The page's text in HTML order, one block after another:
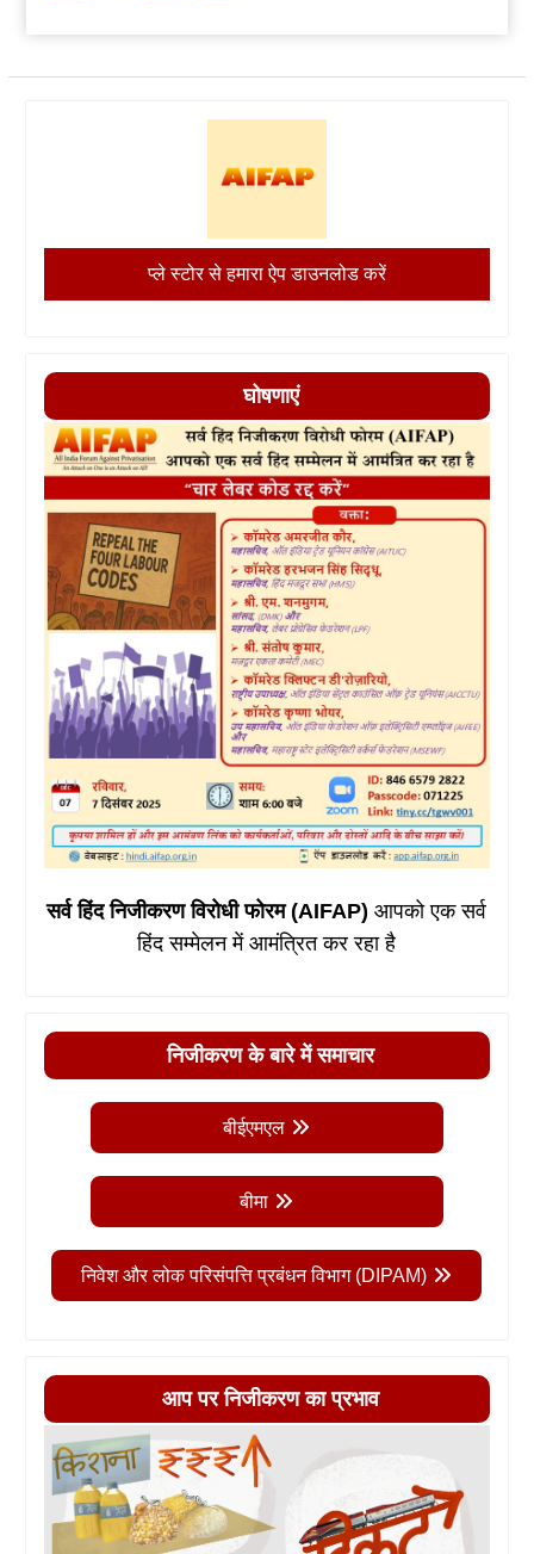
प्ले स्टोर से हमारा ऐप डाउनलोड करें
घोषणाएं
सर्व हिंद निजीकरण विरोधी फोरम (AIFAP)आपको एक सर्व
हिंद सम्मेलन में आमंत्रित कर रहा है
निजीकरण के बारे में समाचार
बीईएमएल
बीमा
निवेश और लोक परिसंपत्ति प्रबंधन विभाग (DIPAM)
आप पर निजीकरण का प्रभाव